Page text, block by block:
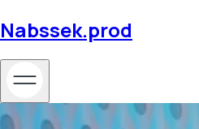
Nabssek.prod